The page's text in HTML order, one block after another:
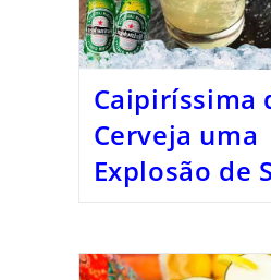
Caipiríssima
Cerveja uma
Explosão de